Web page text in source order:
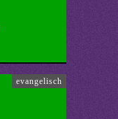
evangelisch